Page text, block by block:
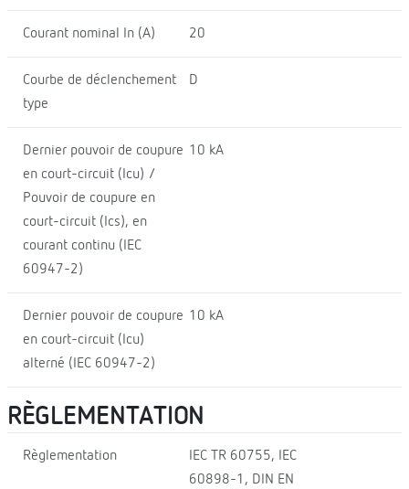
Courant nominal In (A) 20
Courbe de déclenchement
type
D
Dernier pouvoir de coupure
en court-circuit (Icu) /
Pouvoir de coupure en
court-circuit (Ics), en
courant continu (IEC
60947-2)
10 kA
Dernier pouvoir de coupure
en court-circuit (Icu)
alterné (IEC 60947-2)
10 kA
RÈGLEMENTATION
Règlementation
IEC TR 60755, IEC
60898-1, DIN EN